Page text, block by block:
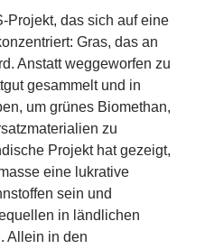
Projekt, das sich auf eine
Gras, das an
Anstatt weggeworfen zu
gesammelt und in
um grünes Biomethan,
zu
Projekt hat gezeigt,
eine lukrative
sein und
in ländlichen
Allein in den